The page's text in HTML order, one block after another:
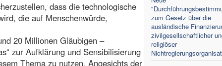
zum Gesetz über die
ausländische
zivilgesellschaftlicher
religiöser
dass die technologische
die auf Menschenwürde,
20 Millionen Gläubigen –
zur Aufklärung und Sensibilisierung
Thema zu nutzen. Angesichts der